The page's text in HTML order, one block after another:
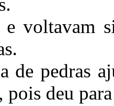
voltavam
de pedras
pois deu